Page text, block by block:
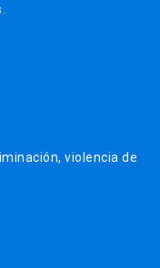
violencia de